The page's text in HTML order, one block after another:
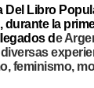
Del Libro
la
de
feminismo,